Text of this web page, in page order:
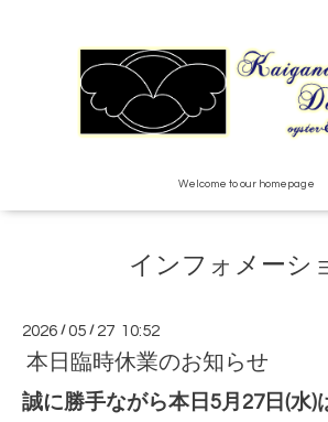
Welcome to our homepage
インフォメーシ
2026 /05 / 27 10:52
本日臨時休業のお知らせ
誠に勝手ながら本日5月27日(水)